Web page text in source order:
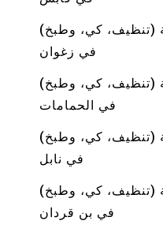
(تنظيف، كي، وطبخ)
في زغوان
(تنظيف، كي، وطبخ)
في الحمامات
(تنظيف، كي، وطبخ)
في نابل
(تنظيف، كي، وطبخ)
في بن قردان